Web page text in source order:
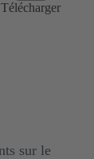
Télécharger
sur le